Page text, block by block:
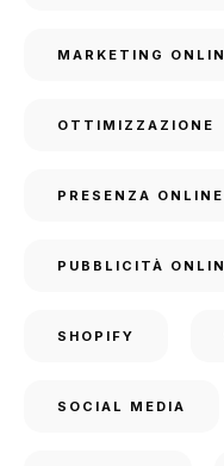
MARKETING
OTTIMIZZAZIONE
PRESENZA ONLINE
PUBBLICITÀ
SHOPIFY
SOCIAL MEDIA